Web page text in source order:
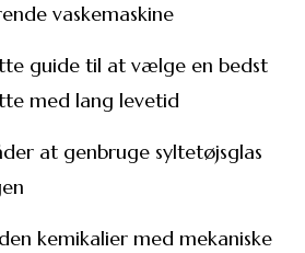
vaskemaskine
guide til at vælge en bedst
med lang levetid
at genbruge syltetøjsglas
kemikalier med mekaniske